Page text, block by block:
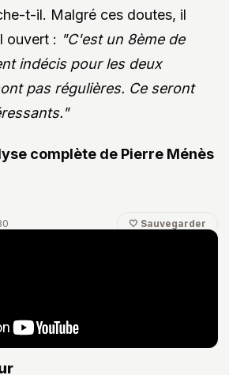
t-il. Malgré ces doutes, il
ouvert : "C'est un 8ème de
indécis pour les deux
pas régulières. Ce seront
complète de Pierre Ménès
🤍 Sauvegarder